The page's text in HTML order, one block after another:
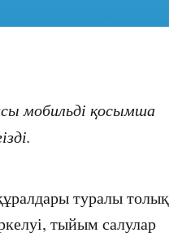
мобильді қосымша
туралы толық
тыйым салулар